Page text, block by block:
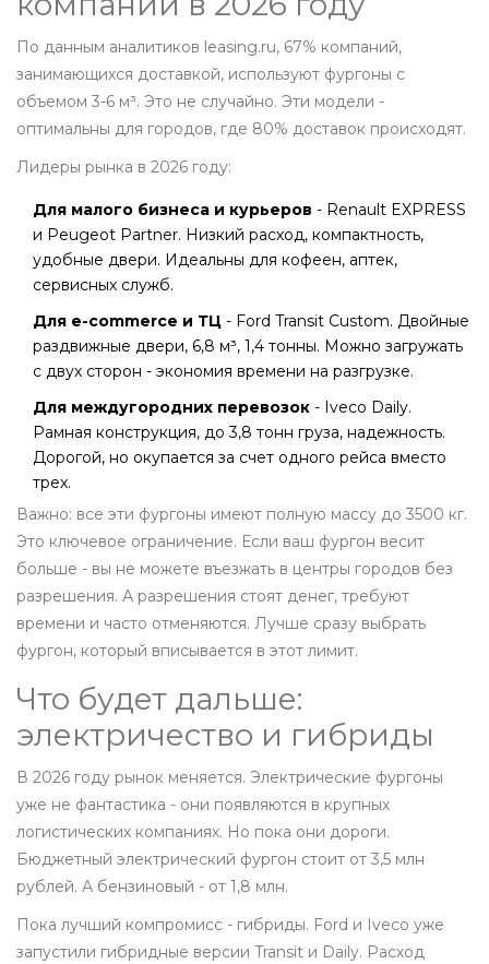
По данным аналитиков leasing.ru, 67% компаний,
занимающихся доставкой, используют фургоны с
объемом 3-6 м³. Это не случайно. Эти модели -
оптимальны для городов, где 80% доставок происходят.
Лидеры рынка в 2026 году:
Для малого бизнеса и курьеров - Renault EXPRESS
и Peugeot Partner. Низкий расход, компактность,
удобные двери. Идеальны для кофеен, аптек,
сервисных служб.
Для e-commerce и ТЦ - Ford Transit Custom. Двойные
раздвижные двери, 6,8 м³, 1,4 тонны. Можно загружать
с двух сторон - экономия времени на разгрузке.
Для междугородних перевозок - Iveco Daily.
Рамная конструкция, до 3,8 тонн груза, надежность.
Дорогой, но окупается за счет одного рейса вместо
трех.
Важно: все эти фургоны имеют полную массу до 3500 кг.
Это ключевое ограничение. Если ваш фургон весит
больше - вы не можете въезжать в центры городов без
разрешения. А разрешения стоят денег, требуют
времени и часто отменяются. Лучше сразу выбрать
фургон, который вписывается в этот лимит.
Что будет дальше:
электричество и гибриды
В 2026 году рынок меняется. Электрические фургоны
уже не фантастика - они появляются в крупных
логистических компаниях. Но пока они дороги.
Бюджетный электрический фургон стоит от 3,5 млн
рублей. А бензиновый - от 1,8 млн.
Пока лучший компромисс - гибриды. Ford и Iveco уже
запустили гибридные версии Transit и Daily. Расход